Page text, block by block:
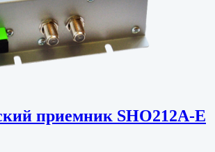
приемник SHO212A-E